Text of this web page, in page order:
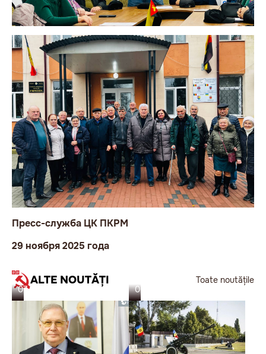
Пресс-служба ЦК ПКРМ
29 ноября 2025 года
ALTE NOUTĂȚI
Toate noutățile
07.08.26
06.08.26